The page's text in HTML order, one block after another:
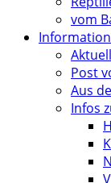
vom
Post
Aus
Infos